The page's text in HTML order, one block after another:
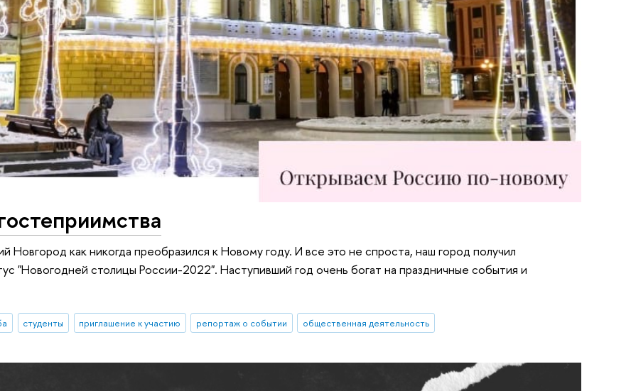
Новгород как никогда преобразился к Новому году. И все это не спроста, наш город получил
"Новогодней столицы России-2022". Наступивший год очень богат на праздничные события и
студенты приглашение к участию репортаж о событии общественная деятельность